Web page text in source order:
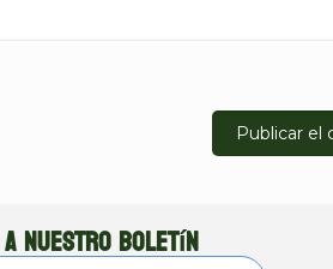
nuestro boletín